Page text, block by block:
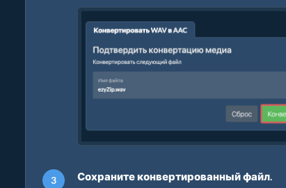
Сохраните конвертированный файл.